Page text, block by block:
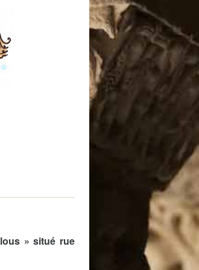
» situé rue